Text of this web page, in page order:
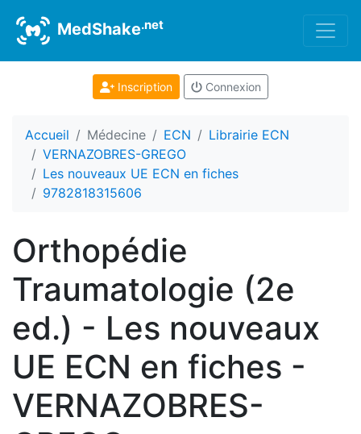
MedShake.net
Inscription Connexion
Accueil Médecine ECN
Librairie ECN
VERNAZOBRES-GREGO
Les nouveaux UE ECN en fiches
9782818315606
Orthopédie
Traumatologie (2e
ed.) - Les nouveaux
UE ECN en fiches -
VERNAZOBRES-